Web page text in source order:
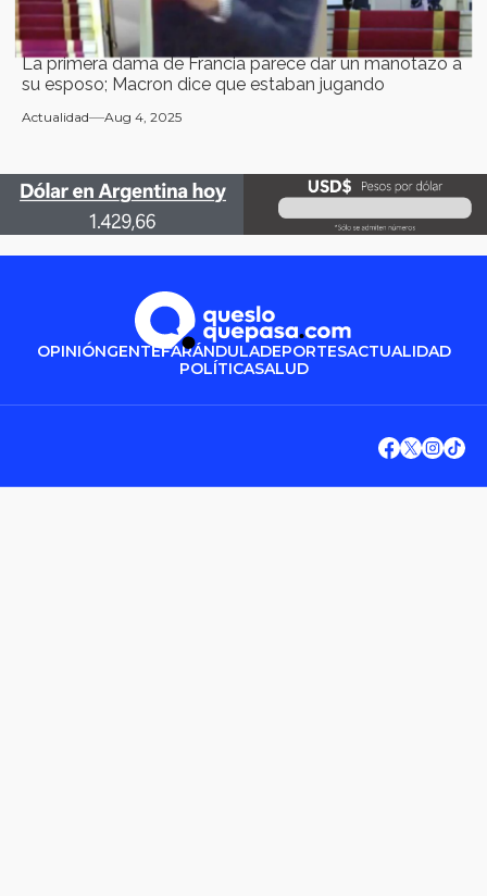
La primera dama de Francia parece dar un manotazo a
su esposo; Macron dice que estaban jugando
Actualidad Aug 4, 2025
OPINIÓNGENTEFARÁNDULADEPORTESACTUALIDAD
POLÍTICASALUD